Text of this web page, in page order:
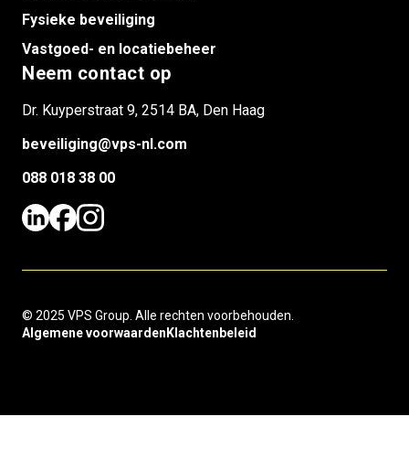
Fysieke beveiliging
Vastgoed- en locatiebeheer
Neem contact op
Dr. Kuyperstraat 9, 2514 BA, Den Haag
beveiliging@vps-nl.com
088 018 38 00
© 2025 VPS Group. Alle rechten voorbehouden.
Algemene voorwaarden Klachtenbeleid